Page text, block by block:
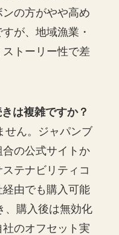
の方がやや高め
が、地域漁業・
トーリー性で差
は複雑ですか？
せん。ジャパンブ
の公式サイトか
テナビリティコ
由でも購入可能
、購入後は無効化
社のオフセット実